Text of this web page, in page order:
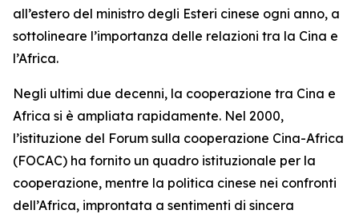
all’estero del ministro degli Esteri cinese ogni anno, a
sottolineare l’importanza delle relazioni tra la Cina e
l’Africa.
Negli ultimi due decenni, la cooperazione tra Cina e
Africa si è ampliata rapidamente. Nel 2000,
l’istituzione del Forum sulla cooperazione Cina-Africa
(FOCAC) ha fornito un quadro istituzionale per la
cooperazione, mentre la politica cinese nei confronti
dell’Africa, improntata a sentimenti di sincera